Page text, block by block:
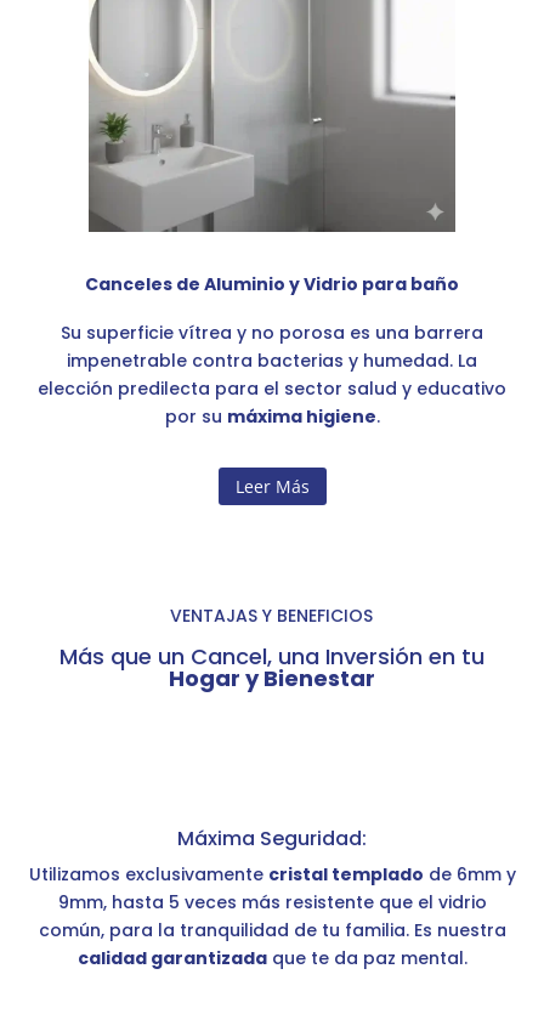
Canceles de Aluminio y Vidrio para baño
Su superficie vítrea y no porosa es una barrera
impenetrable contra bacterias y humedad. La
elección predilecta para el sector salud y educativo
por su máxima higiene.
Leer Más
VENTAJAS Y BENEFICIOS
Más que un Cancel, una Inversión en tu
Hogar y Bienestar
Máxima Seguridad:
Utilizamos exclusivamente cristal templado de 6mm y
9mm, hasta 5 veces más resistente que el vidrio
común, para la tranquilidad de tu familia. Es nuestra
calidad garantizadaque te da paz mental.